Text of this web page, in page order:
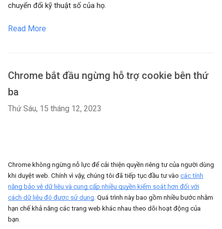
chuyển đổi kỹ thuật số của họ.
Read More
Chrome bắt đầu ngừng hỗ trợ cookie bên thứ
ba
Thứ Sáu, 15 tháng 12, 2023
Chrome không ngừng nỗ lực để cải thiện quyền riêng tư của người dùng
khi duyệt web. Chính vì vậy, chúng tôi đã tiếp tục đầu tư vào các tính
năng bảo vệ dữ liệu và cung cấp nhiều quyền kiểm soát hơn đối với
cách dữ liệu đó được sử dụng . Quá trình này bao gồm nhiều bước nhằm
hạn chế khả năng các trang web khác nhau theo dõi hoạt động của
bạn.